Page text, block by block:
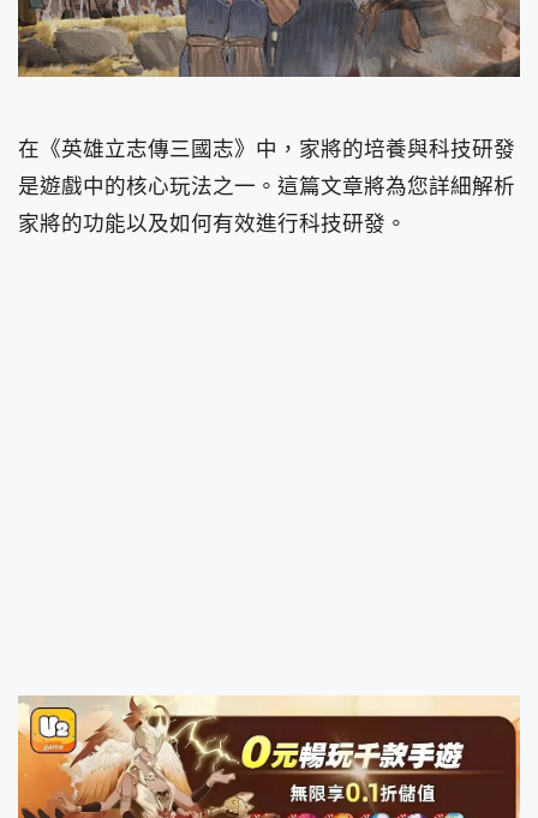
在《英雄立志傳三國志》中，家將的培養與科技研發
是遊戲中的核心玩法之一。這篇文章將為您詳細解析
家將的功能以及如何有效進行科技研發。